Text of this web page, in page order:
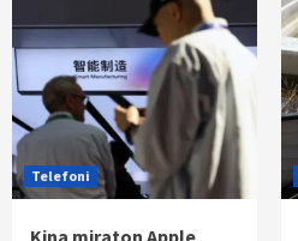
Telefoni
Kina miraton Apple